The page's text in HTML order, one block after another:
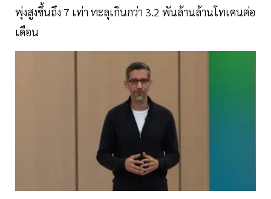
พุ่งสูงขึ้นถึง 7 เท่า ทะลุเกินกว่า 3.2 พันล้านล้านโทเคนต่อ
เดือน